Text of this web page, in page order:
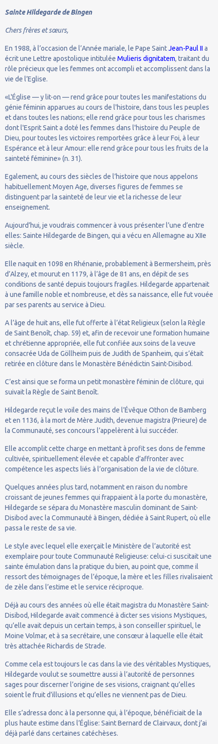
Sainte Hildegarde de Bingen
Chers frères et sœurs,
En 1988, à l’occasion de l’Année mariale, le Pape SaintJean-Paul IIa
écrit une Lettre apostolique intitulée Mulieris dignitatem, traitant du
rôle précieux que les femmes ont accompli et accomplissent dans la
vie de l’Eglise.
«L'Église — y lit-on — rend grâce pour toutes les manifestations du
génie féminin apparues au cours de l'histoire, dans tous les peuples
et dans toutes les nations; elle rend grâce pour tous les charismes
dont l'Esprit Saint a doté les femmes dans l'histoire du Peuple de
Dieu, pour toutes les victoires remportées grâce à leur Foi, à leur
Espérance et à leur Amour: elle rend grâce pour tous les fruits de la
sainteté féminine» (n. 31).
Egalement, au cours des siècles de l’histoire que nous appelons
habituellement Moyen Age, diverses figures de femmes se
distinguent par la sainteté de leur vie et la richesse de leur
enseignement.
Aujourd’hui, je voudrais commencer à vous présenter l’une d’entre
elles: Sainte Hildegarde de Bingen, qui a vécu en Allemagne au XIIe
siècle.
Elle naquit en 1098 en Rhénanie, probablement à Bermersheim, près
d’Alzey, et mourut en 1179, à l’âge de 81 ans, en dépit de ses
conditions de santé depuis toujours fragiles. Hildegarde appartenait
à une famille noble et nombreuse, et dès sa naissance, elle fut vouée
par ses parents au service à Dieu.
A l’âge de huit ans, elle fut offerte à l’état Religieux (selon la Règle
de Saint Benoît, chap. 59) et, afin de recevoir une formation humaine
et chrétienne appropriée, elle fut confiée aux soins de la veuve
consacrée Uda de Göllheim puis de Judith de Spanheim, qui s’était
retirée en clôture dans le Monastère Bénédictin Saint-Disibod.
C’est ainsi que se forma un petit monastère féminin de clôture, qui
suivait la Règle de Saint Benoît.
Hildegarde reçut le voile des mains de l’Évêque Othon de Bamberg
et en 1136, à la mort de Mère Judith, devenue magistra (Prieure) de
la Communauté, ses concours l’appelèrent à lui succéder.
Elle accomplit cette charge en mettant à profit ses dons de femme
cultivée, spirituellement élevée et capable d’affronter avec
compétence les aspects liés à l’organisation de la vie de clôture.
Quelques années plus tard, notamment en raison du nombre
croissant de jeunes femmes qui frappaient à la porte du monastère,
Hildegarde se sépara du Monastère masculin dominant de Saint-
Disibod avec la Communauté à Bingen, dédiée à Saint Rupert, où elle
passa le reste de sa vie.
Le style avec lequel elle exerçait le Ministère de l’autorité est
exemplaire pour toute Communauté Religieuse: celui-ci suscitait une
sainte émulation dans la pratique du bien, au point que, comme il
ressort des témoignages de l’époque, la mère et les filles rivalisaient
de zèle dans l’estime et le service réciproque.
Déjà au cours des années où elle était magistra du Monastère Saint-
Disibod, Hildegarde avait commencé à dicter ses visions Mystiques,
qu’elle avait depuis un certain temps, à son conseiller spirituel, le
Moine Volmar, et à sa secrétaire, une consœur à laquelle elle était
très attachée Richardis de Strade.
Comme cela est toujours le cas dans la vie des véritables Mystiques,
Hildegarde voulut se soumettre aussi à l’autorité de personnes
sages pour discerner l’origine de ses visions, craignant qu’elles
soient le fruit d’illusions et qu’elles ne viennent pas de Dieu.
Elle s’adressa donc à la personne qui, à l’époque, bénéficiait de la
plus haute estime dans l’Église: Saint Bernard de Clairvaux, dont j’ai
déjà parlé dans certaines catéchèses.